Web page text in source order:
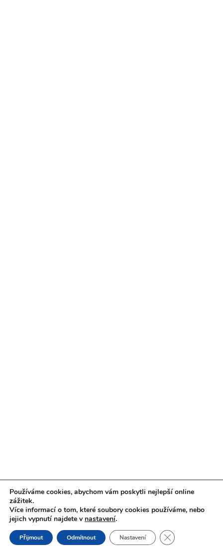
Používáme cookies, abychom vám poskytli nejlepší online
zážitek.
Více informací o tom, které soubory cookies používáme, nebo
jejich vypnutí najdete v nastavení.
Přijmout Odmítnout Nastavení Zavřít cookie lištu